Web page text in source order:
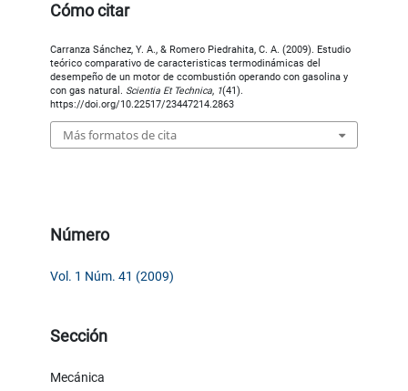
Cómo citar
Carranza Sánchez, Y. A., & Romero Piedrahita, C. A. (2009). Estudio
teórico comparativo de caracteristicas termodinámicas del
desempeño de un motor de ccombustión operando con gasolina y
con gas natural. Scientia Et Technica, 1(41).
https://doi.org/10.22517/23447214.2863
Más formatos de cita
Número
Vol. 1 Núm. 41 (2009)
Sección
Mecánica